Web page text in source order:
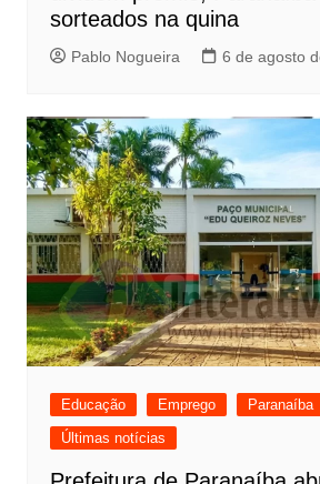
sorteados na quina
Pablo Nogueira 6 de agosto
Educação Emprego
Paranaíba
Últimas notícias